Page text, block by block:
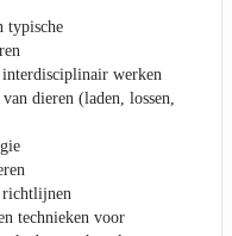
typische
interdisciplinair werken
dieren (laden, lossen,
richtlijnen
technieken voor